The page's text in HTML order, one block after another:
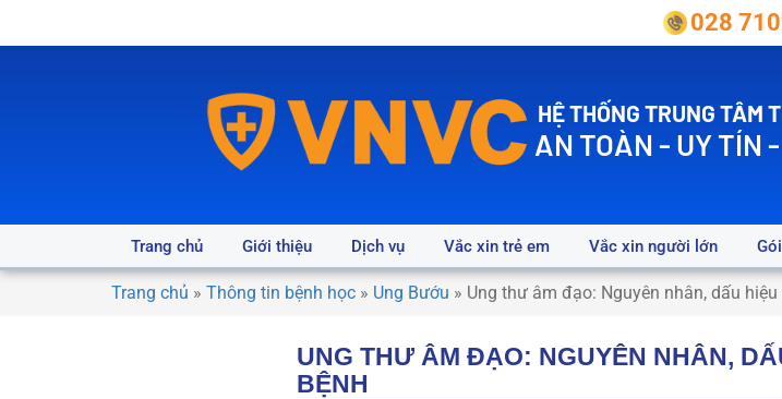
028
HỆ THỐNG TRUNG TÂM
AN TOÀN - UY TÍN
Trang chủ Giới thiệu Dịch vụ Vắc xin trẻ em Vắc xin người lớn
Trang chủ » Thông tin bệnh học » Ung Bướu » Ung thư âm đạo: Nguyên nhân, dấu
UNG THƯ ÂM ĐẠO: NGUYÊN NHÂN,
BỆNH